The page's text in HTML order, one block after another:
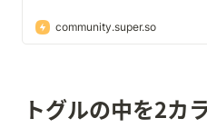
community.super.so
トグルの中を2カ